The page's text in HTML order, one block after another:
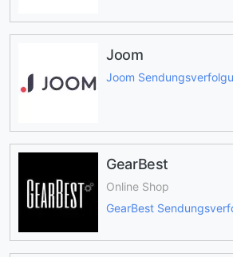
Joom
Joom
GearBest
Online Shop
GearBest